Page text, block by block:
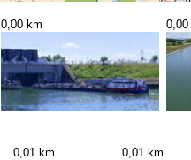
0,00 km 0,00
0,01 km 0,01 km